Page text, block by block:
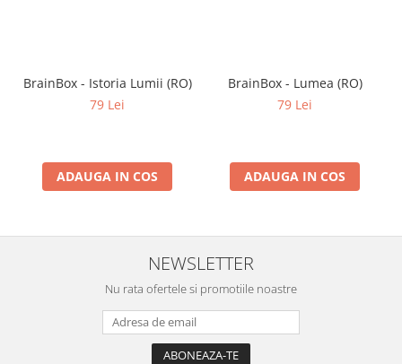
BrainBox - Istoria Lumii (RO)
79 Lei
ADAUGA IN COS
BrainBox - Lumea (RO)
79 Lei
ADAUGA IN COS
NEWSLETTER
Nu rata ofertele si promotiile noastre